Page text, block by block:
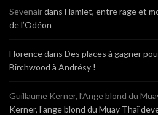
Sevenairdans Hamlet, entre rage et
de l’Odéon
Florencedans Des places à gagner
Birchwood à Andrésy !
Guillaume Kerner, l’Ange blond du
Kerner, l’ange blond du Muay Thaï